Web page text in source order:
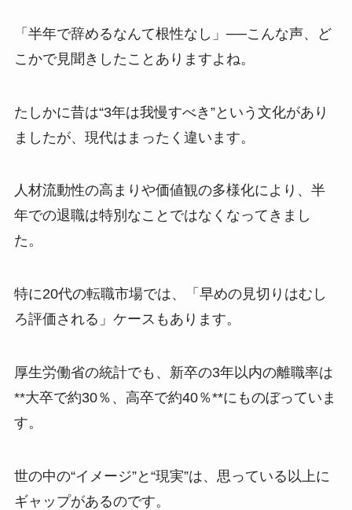
「半年で辞めるなんて根性なし」──こんな声、ど
こかで見聞きしたことありますよね。
たしかに昔は“3年は我慢すべき”という文化があり
ましたが、現代はまったく違います。
人材流動性の高まりや価値観の多様化により、半
年での退職は特別なことではなくなってきまし
た。
特に20代の転職市場では、「早めの見切りはむし
ろ評価される」ケースもあります。
厚生労働省の統計でも、新卒の3年以内の離職率は
**大卒で約30％、高卒で約40％**にものぼっていま
す。
世の中の“イメージ”と“現実”は、思っている以上に
ギャップがあるのです。